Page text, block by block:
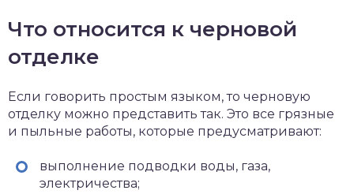
Что относится к черновой
отделке
Если говорить простым языком, то черновую
отделку можно представить так. Это все грязные
и пыльные работы, которые предусматривают:
выполнение подводки воды, газа,
электричества;